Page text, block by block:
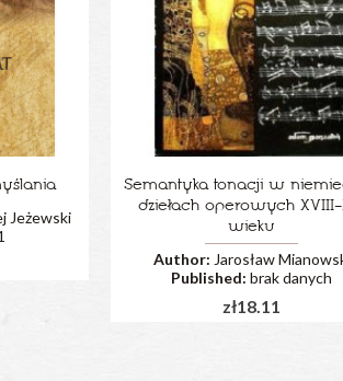
Jeżewski
Semantyka tonacji w
dziełach operowych
wieku
Author: Jarosław
Published: brak danych
zł18.11